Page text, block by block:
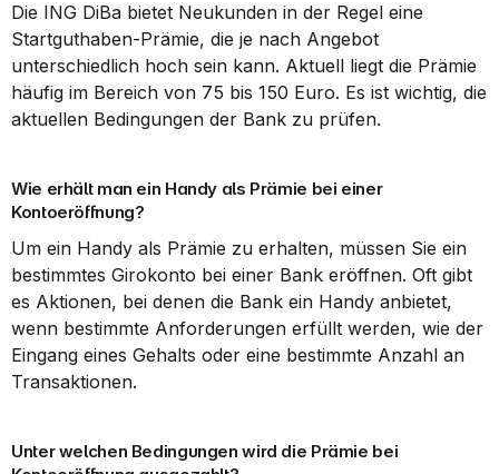
Die ING DiBa bietet Neukunden in der Regel eine
Startguthaben-Prämie, die je nach Angebot
unterschiedlich hoch sein kann. Aktuell liegt die Prämie
häufig im Bereich von 75 bis 150 Euro. Es ist wichtig, die
aktuellen Bedingungen der Bank zu prüfen.
Wie erhält man ein Handy als Prämie bei einer
Kontoeröffnung?
Um ein Handy als Prämie zu erhalten, müssen Sie ein
bestimmtes Girokonto bei einer Bank eröffnen. Oft gibt
es Aktionen, bei denen die Bank ein Handy anbietet,
wenn bestimmte Anforderungen erfüllt werden, wie der
Eingang eines Gehalts oder eine bestimmte Anzahl an
Transaktionen.
Unter welchen Bedingungen wird die Prämie bei